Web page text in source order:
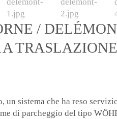
/
TRASLAZIONE
un sistema che ha reso
di parcheggio del tipo